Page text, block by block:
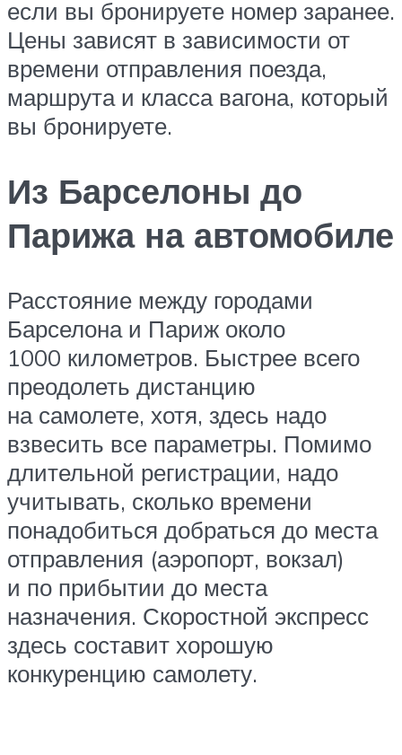
если вы бронируете номер заранее.
Цены зависят в зависимости от
времени отправления поезда,
маршрута и класса вагона, который
вы бронируете.
Из Барселоны до
Парижа на автомобиле
Расстояние между городами
Барселона и Париж около
1000 километров. Быстрее всего
преодолеть дистанцию
на самолете, хотя, здесь надо
взвесить все параметры. Помимо
длительной регистрации, надо
учитывать, сколько времени
понадобиться добраться до места
отправления (аэропорт, вокзал)
и по прибытии до места
назначения. Скоростной экспресс
здесь составит хорошую
конкуренцию самолету.